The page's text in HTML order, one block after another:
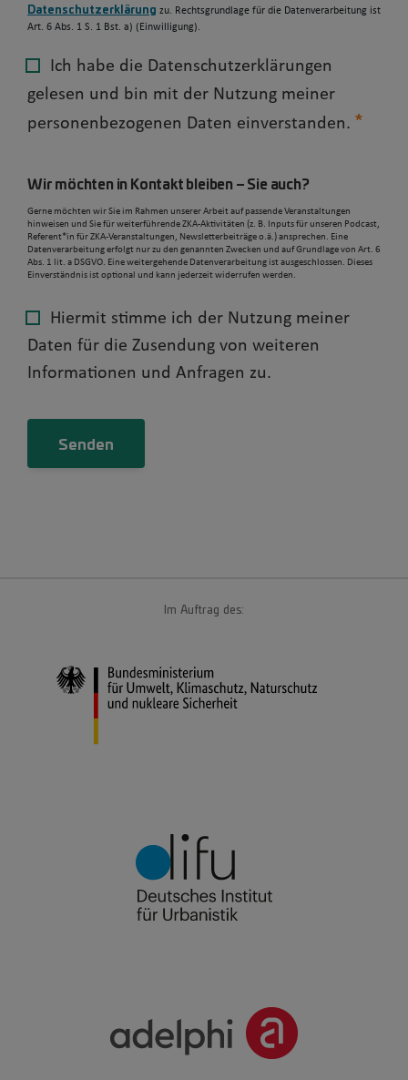
Datenschutzerklärung zu. Rechtsgrundlage für die Datenverarbeitung ist
Art. 6 Abs. 1 S. 1 Bst. a) (Einwilligung).
Ich habe die Datenschutzerklärungen
gelesen und bin mit der Nutzung meiner
personenbezogenen Daten einverstanden.
Wir möchten in Kontakt bleiben – Sie auch?
Gerne möchten wir Sie im Rahmen unserer Arbeit auf passende Veranstaltungen
hinweisen und Sie für weiterführende ZKA-Aktivitäten (z. B. Inputs für unseren Podcast,
Referent*in für ZKA-Veranstaltungen, Newsletterbeiträge o.ä.) ansprechen. Eine
Datenverarbeitung erfolgt nur zu den genannten Zwecken und auf Grundlage von Art. 6
Abs. 1 lit. a DSGVO. Eine weitergehende Datenverarbeitung ist ausgeschlossen. Dieses
Einverständnis ist optional und kann jederzeit widerrufen werden.
Hiermit stimme ich der Nutzung meiner
Daten für die Zusendung von weiteren
Informationen und Anfragen zu.
Im Auftrag des: